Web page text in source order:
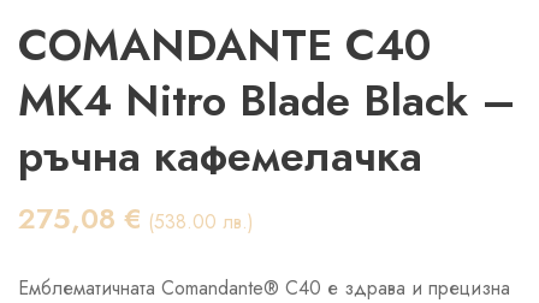
COMANDANTE C40
MK4 Nitro Blade Black –
ръчна кафемелачка
275,08 € (538.00 лв.)
Емблематичната Comandante® C40 е здрава и прецизна